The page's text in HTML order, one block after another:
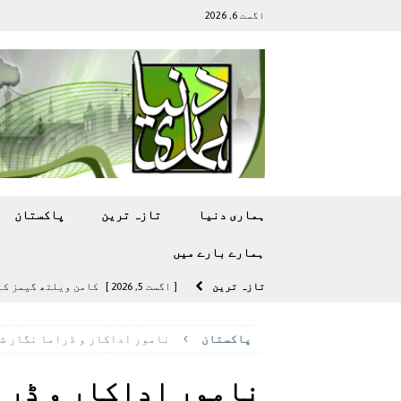
اگست 6, 2026
ہماری دنیا تازہ ترين پاکستان
ہمارے بارے ميں
تازہ ترين [ اگست 5, 2026 ] کامن ویلتھ گیمز کے
[ اگست 4, 2026 ] مشرقی ایشیا ‘بے
پاکستان نامور اداکار و ڈراما نگار شعیب ہاشمی 84 برس کی